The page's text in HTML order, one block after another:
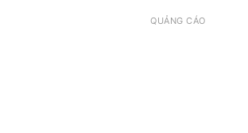
QUẢNG CÁO